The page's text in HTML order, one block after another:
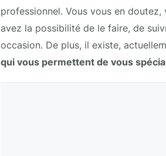
professionnel. Vous vous en
avez la possibilité de le faire, de
occasion. De plus, il existe,
qui vous permettent de vous